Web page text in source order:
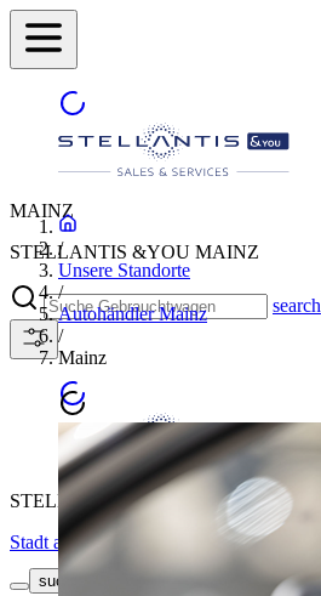
MAINZ
STELLANTIS &YOU MAINZ
search
STELLANTIS &YOU MAINZ
Stadt auswählen
suche button - icon Kontakt
/
Unsere Standorte
/
Autohändler Mainz
/
Mainz